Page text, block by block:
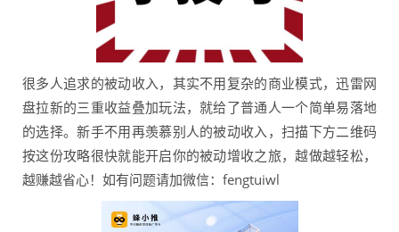
很多人追求的被动收入，其实不用复杂的商业模式，迅雷网
盘拉新的三重收益叠加玩法，就给了普通人一个简单易落地
的选择。新手不用再羡慕别人的被动收入，扫描下方二维码
按这份攻略很快就能开启你的被动增收之旅，越做越轻松，
越赚越省心！如有问题请加微信：fengtuiwl